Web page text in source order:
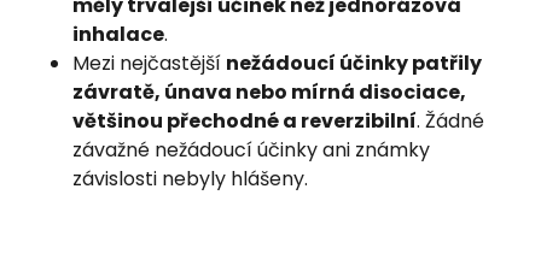
inhalace.
Mezi nejčastější nežádoucí účinky patřily
závratě, únava nebo mírná disociace,
většinou přechodné a reverzibilní. Žádné
závažné nežádoucí účinky ani známky
závislosti nebyly hlášeny.